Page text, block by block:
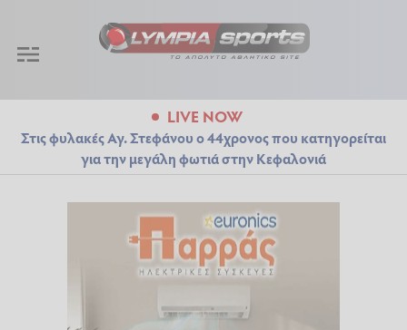
LIVE NOW
Στις φυλακές Αγ. Στεφάνου ο 44χρονος που κατηγορείται
για την μεγάλη φωτιά στην Κεφαλονιά